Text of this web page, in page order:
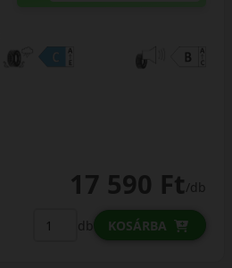
17 590 Ft/db
db KOSÁRBA